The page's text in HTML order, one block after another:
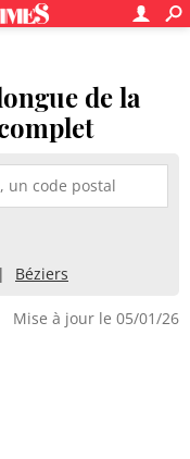
de la
Béziers
Mise à jour le 05/01/26